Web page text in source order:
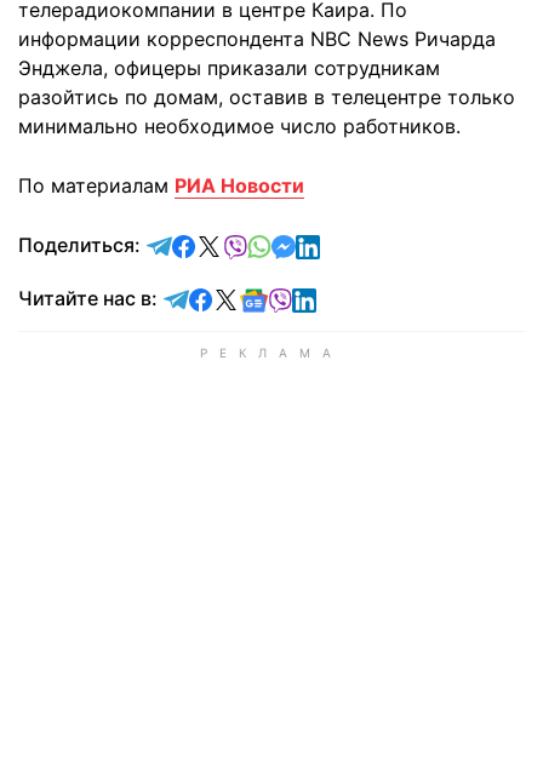
телерадиокомпании в центре Каира. По
информации корреспондента NBC News Ричарда
Энджела, офицеры приказали сотрудникам
разойтись по домам, оставив в телецентре только
минимально необходимое число работников.
По материалам РИА Новости
Поделиться: отправить в Telegram
поделиться в Facebook
поделиться в X
отправить в Viber
отправить в Whatsapp
отправить в Messenger
отправить в LinkedIn
Читайте нас в: Читайте в Telegram
Читайте в Facebook
Читайте в X
Читайте в Google news
Читайте в Viber
Читайте в LinkedIn